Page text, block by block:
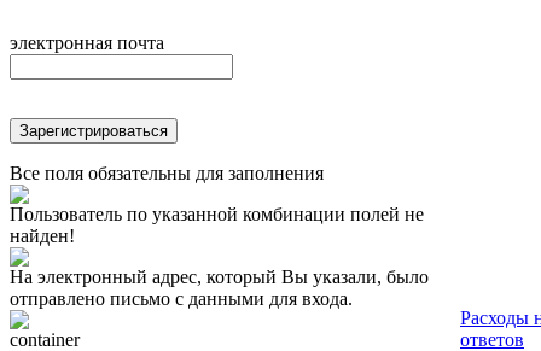
электронная почта
Зарегистрироваться
Все поля обязательны для заполнения
Пользователь по указанной комбинации полей не
найден!
На электронный адрес, который Вы указали, было
отправлено письмо с данными для входа.
container
Расходы
ответов